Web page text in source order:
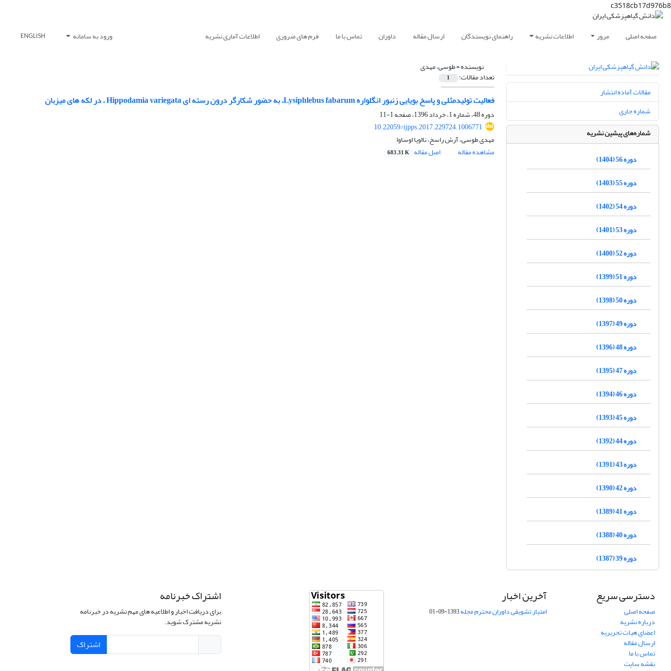
c3518cb17d976b8
صفحه اصلی مرور اطلاعات نشریه راهنمای نویسندگان ارسال مقاله داوران تماس با ما فرم های ضروری اطلاعات آماری نشریه ورود به سامانه ENGLISH
نویسنده =طوسی، مهدی
تعداد مقالات: 1
فعالیت تولیدمثلی و پاسخ بویایی زنبور انگلواره Lysiphlebus fabarum، به حضور شکارگر درون رسته ای Hippodamia variegata ، در لکه های میزبان
دوره 48، شماره 1، خرداد 1396، صفحه
1-11
10.22059/ijpps.2017.229724.1006771
مهدی طوسی، آرش راسخ، نااویا اوساوا
مشاهده مقاله
اصل مقاله 683.31 K
مقالات آماده انتشار
شماره جاری
شماره‌های پیشین نشریه
دوره 56 (1404)
دوره 55 (1403)
دوره 54 (1402)
دوره 53 (1401)
دوره 52 (1400)
دوره 51 (1399)
دوره 50 (1398)
دوره 49 (1397)
دوره 48 (1396)
دوره 47 (1395)
دوره 46 (1394)
دوره 45 (1393)
دوره 44 (1392)
دوره 43 (1391)
دوره 42 (1390)
دوره 41 (1389)
دوره 40 (1388)
دوره 39 (1387)
دسترسی سریع
صفحه اصلی
درباره نشریه
اعضای هیات تحریریه
ارسال مقاله
تماس با ما
نقشه سایت
آخرین اخبار
امتیاز تشویقی داوران محترم مجله1393-09-01
اشتراک خبرنامه
برای دریافت اخبار و اطلاعیه های مهم نشریه در خبرنامه
نشریه مشترک شوید.
اشتراک